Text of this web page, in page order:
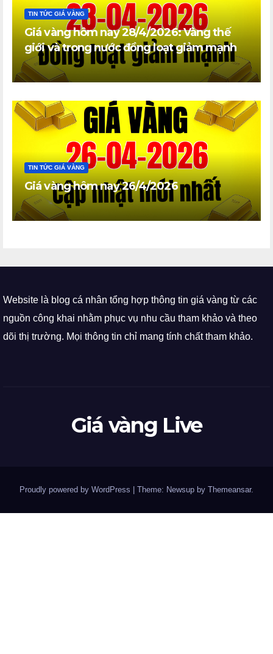
TIN TỨC GIÁ VÀNG
Giá vàng hôm nay 28/4/2026: Vàng thế
giới và trong nước đồng loạt giảm mạnh
TIN TỨC GIÁ VÀNG
Giá vàng hôm nay 26/4/2026
Website là blog cá nhân tổng hợp thông tin giá vàng từ các
nguồn công khai nhằm phục vụ nhu cầu tham khảo và theo
dõi thị trường. Mọi thông tin chỉ mang tính chất tham khảo.
Giá vàng Live
Proudly powered by WordPress Theme: Newsup by Themeansar.